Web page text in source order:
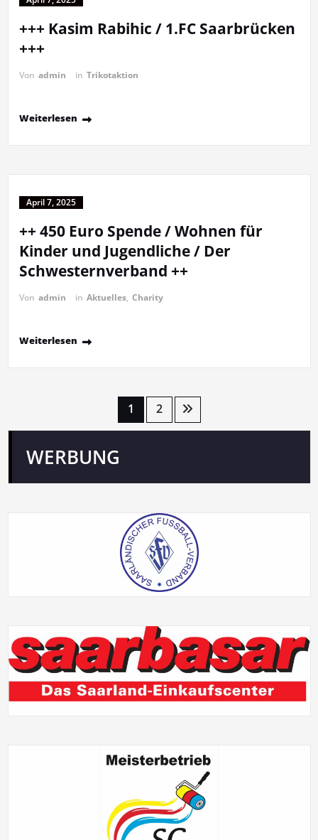
+++ Kasim Rabihic / 1.FC Saarbrücken
+++
Von admin in Trikotaktion
Weiterlesen
April 7, 2025
++ 450 Euro Spende / Wohnen für
Kinder und Jugendliche / Der
Schwesternverband ++
Von admin in Aktuelles, Charity
Weiterlesen
Seitennummerierung
Beiträge
1 2
WERBUNG